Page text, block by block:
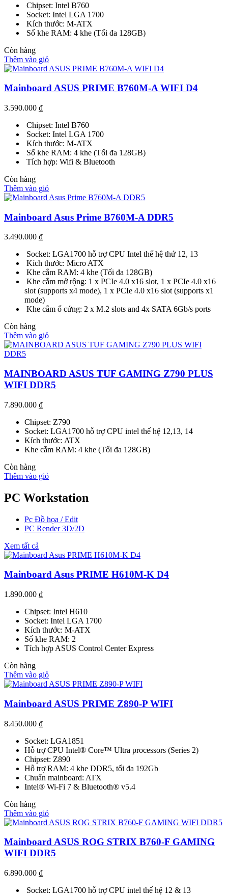
Chipset: Intel B760
Socket: Intel LGA 1700
Kích thước: M-ATX
Số khe RAM: 4 khe (Tối đa 128GB)
Còn hàng
Thêm vào giỏ
Mainboard ASUS PRIME B760M-A WIFI D4
3.590.000 ₫
Chipset: Intel B760
Socket: Intel LGA 1700
Kích thước: M-ATX
Số khe RAM: 4 khe (Tối đa 128GB)
Tích hợp: Wifi & Bluetooth
Còn hàng
Thêm vào giỏ
Mainboard Asus Prime B760M-A DDR5
3.490.000 ₫
Socket: LGA1700 hỗ trợ CPU Intel thế hệ thứ 12, 13
Kích thước: Micro ATX
Khe cắm RAM: 4 khe (Tối đa 128GB)
Khe cắm mở rộng: 1 x PCIe 4.0 x16 slot, 1 x PCIe 4.0 x16
slot (supports x4 mode), 1 x PCIe 4.0 x16 slot (supports x1
mode)
Khe cắm ổ cứng: 2 x M.2 slots and 4x SATA 6Gb/s ports
Còn hàng
Thêm vào giỏ
MAINBOARD ASUS TUF GAMING Z790 PLUS
WIFI DDR5
7.890.000 ₫
Chipset: Z790
Socket: LGA1700 hỗ trợ CPU intel thế hệ 12,13, 14
Kích thước: ATX
Khe cắm RAM: 4 khe (Tối đa 128GB)
Còn hàng
Thêm vào giỏ
PC Workstation
Pc Đồ họa / Edit
PC Render 3D/2D
Xem tất cả
Mainboard Asus PRIME H610M-K D4
1.890.000 ₫
Chipset: Intel H610
Socket: Intel LGA 1700
Kích thước: M-ATX
Số khe RAM: 2
Tích hợp ASUS Control Center Express
Còn hàng
Thêm vào giỏ
Mainboard ASUS PRIME Z890-P WIFI
8.450.000 ₫
Socket: LGA1851
Hỗ trợ CPU Intel® Core™ Ultra processors (Series 2)
Chipset: Z890
Hỗ trợ RAM: 4 khe DDR5, tối đa 192Gb
Chuẩn mainboard: ATX
Intel® Wi-Fi 7 & Bluetooth® v5.4
Còn hàng
Thêm vào giỏ
Mainboard ASUS ROG STRIX B760-F GAMING
WIFI DDR5
6.890.000 ₫
Socket: LGA1700 hỗ trợ CPU intel thế hệ 12 & 13